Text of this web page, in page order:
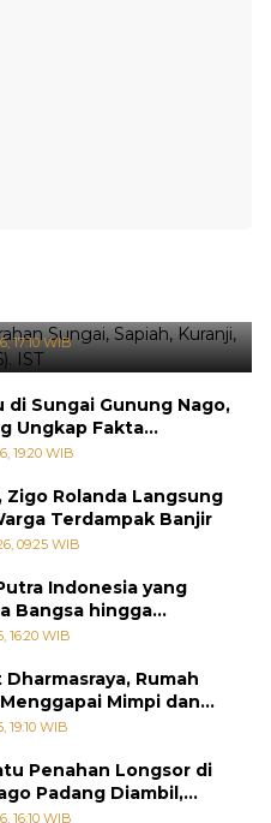
Titik Banjir Terdeteksi di
17:10 WIB
di Sungai Gunung Nago,
Ungkap Fakta
19:20 WIB
Zigo Rolanda Langsung
Terdampak Banjir
09:25 WIB
Indonesia yang
Bangsa hingga
Buku Jepang
16:20 WIB
Rumah
Mimpi dan
Kemiskinan
19:10 WIB
Penahan Longsor di
Padang Diambil,
Bencana Terulang
16:10 WIB